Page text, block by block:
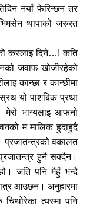
नयाँ फेरिन्छन तर
थापाको जरुरत
को कस्लाइ दिने…! कति
जवाफ खोजीरहेको
कान्छा र कान्छीमा
यो पाशबिक प्रथा
मेरो भाग्यलाइ आफनो
म मालिक हुदाहुदै
वकालत
हुनै सक्दैन।
जति पनि मैहुँ भन्दै
आउछन। अनुहारमा
त्यस्मा पनि